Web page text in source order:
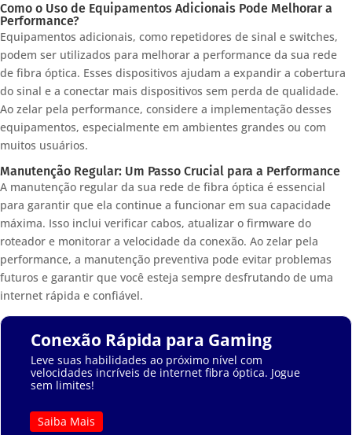
Como o Uso de Equipamentos Adicionais Pode Melhorar a
Performance?
Equipamentos adicionais, como repetidores de sinal e switches,
podem ser utilizados para melhorar a performance da sua rede
de fibra óptica. Esses dispositivos ajudam a expandir a cobertura
do sinal e a conectar mais dispositivos sem perda de qualidade.
Ao zelar pela performance, considere a implementação desses
equipamentos, especialmente em ambientes grandes ou com
muitos usuários.
Manutenção Regular: Um Passo Crucial para a Performance
A manutenção regular da sua rede de fibra óptica é essencial
para garantir que ela continue a funcionar em sua capacidade
máxima. Isso inclui verificar cabos, atualizar o firmware do
roteador e monitorar a velocidade da conexão. Ao zelar pela
performance, a manutenção preventiva pode evitar problemas
futuros e garantir que você esteja sempre desfrutando de uma
internet rápida e confiável.
Conexão Rápida para Gaming
Leve suas habilidades ao próximo nível com
velocidades incríveis de internet fibra óptica. Jogue
sem limites!
Saiba Mais